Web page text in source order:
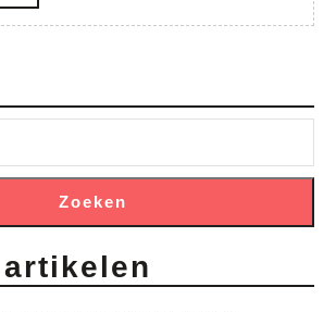
Kiezen
Opleiding?
MORE
Zoeken